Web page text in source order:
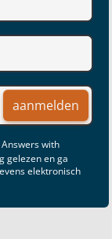
aanmelden
with
gelezen en ga
elektronisch